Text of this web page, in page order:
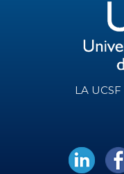
LA UCSF